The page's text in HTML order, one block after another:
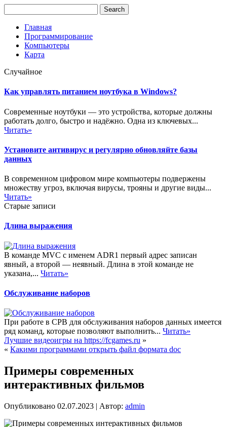
Главная
Программирование
Компьютеры
Карта
Случайное
Как управлять питанием ноутбука в Windows?
Современные ноутбуки — это устройства, которые должны
работать долго, быстро и надёжно. Одна из ключевых...
Читать»
Установите антивирус и регулярно обновляйте базы
данных
В современном цифровом мире компьютеры подвержены
множеству угроз, включая вирусы, трояны и другие виды...
Читать»
Старые записи
Длина выражения
В команде MVC с именем ADR1 первый адрес записан
явный, а второй — неявный. Длина в этой команде не
указана,... Читать»
Обслуживание наборов
При работе в СРВ для обслуживания наборов данных имеется
ряд команд, которые позволяют выполнить... Читать»
Лучшие видеоигры на https://fcgames.ru »
« Какими программами открыть файл формата doc
Примеры современных
интерактивных фильмов
Опубликовано 02.07.2023 | Автор: admin